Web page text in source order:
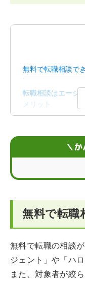
無料で転職相談で
転職相談はエージ
メリット
無料の支援サービ
よくある転職相談
転職相談をすると
【まとめ】無料の
＼
無料で転職
無料で転職の相談
ジェント」や「ハ
また、対象者が絞